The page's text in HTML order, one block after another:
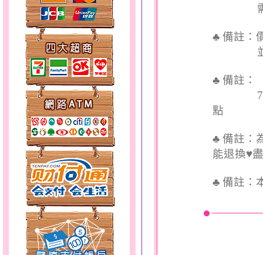
天真Rody～金銀鋼套鍊
羽翼～男銀鋼套鍊
需依實
♣ 備註：
並交付
♣ 備註：
7個工
點
♣ 備註：
能退換♥
♣ 備註：